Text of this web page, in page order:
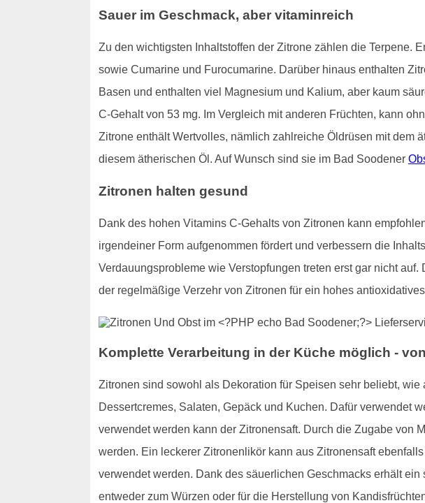
Sauer im Geschmack, aber vitaminreich
Zu den wichtigsten Inhaltstoffen der Zitrone zählen die Terpene.
sowie Cumarine und Furocumarine. Darüber hinaus enthalten
Basen und enthalten viel Magnesium und Kalium, aber kaum
C-Gehalt von 53 mg. Im Vergleich mit anderen Früchten, kann
Zitrone enthält Wertvolles, nämlich zahlreiche Öldrüsen mit dem
diesem ätherischen Öl. Auf Wunsch sind sie im Bad Soodener
Zitronen halten gesund
Dank des hohen Vitamins C-Gehalts von Zitronen kann
irgendeiner Form aufgenommen fördert und verbessern die
Verdauungsprobleme wie Verstopfungen treten erst gar nicht
der regelmäßige Verzehr von Zitronen für ein hohes
Komplette Verarbeitung in der Küche möglich -
Zitronen sind sowohl als Dekoration für Speisen sehr beliebt,
Dessertcremes, Salaten, Gepäck und Kuchen. Dafür verwendet
verwendet werden kann der Zitronensaft. Durch die Zugabe von
werden. Ein leckerer Zitronenlikör kann aus Zitronensaft
verwendet werden. Dank des säuerlichen Geschmacks erhält
entweder zum Würzen oder für die Herstellung von